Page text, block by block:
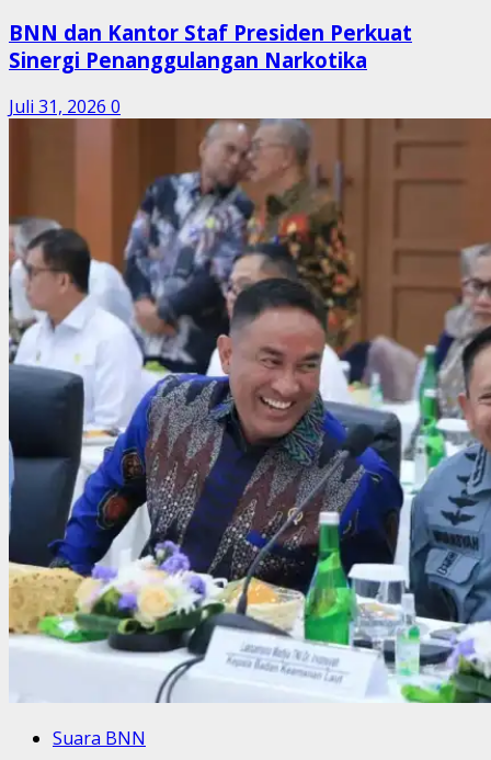
BNN dan Kantor Staf Presiden Perkuat
Sinergi Penanggulangan Narkotika
Juli 31, 2026 0
Suara BNN